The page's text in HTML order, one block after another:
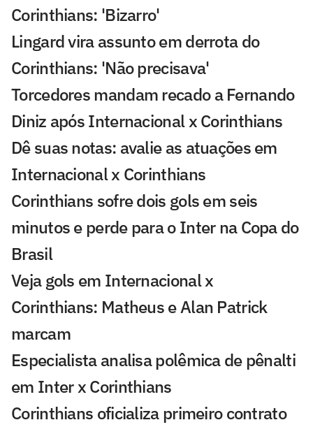
Corinthians: 'Bizarro'
Lingard vira assunto em derrota do
Corinthians: 'Não precisava'
Torcedores mandam recado a Fernando
Diniz após Internacional x Corinthians
Dê suas notas: avalie as atuações em
Internacional x Corinthians
Corinthians sofre dois gols em seis
minutos e perde para o Inter na Copa do
Brasil
Veja gols em Internacional x
Corinthians: Matheus e Alan Patrick
marcam
Especialista analisa polêmica de pênalti
em Inter x Corinthians
Corinthians oficializa primeiro contrato